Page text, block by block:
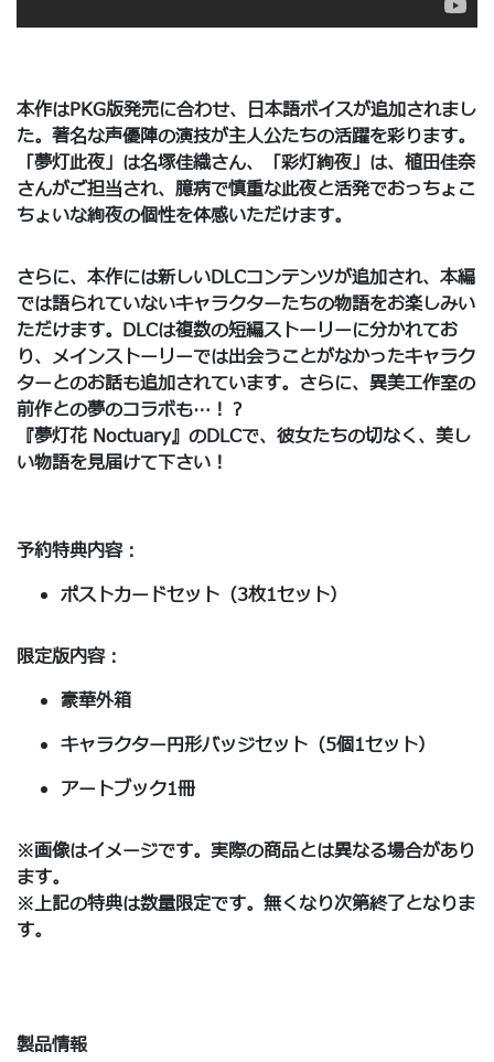
本作はPKG版発売に合わせ、日本語ボイスが追加されまし
た。著名な声優陣の演技が主人公たちの活躍を彩ります。
「夢灯此夜」は名塚佳織さん、「彩灯絢夜」は、植田佳奈
さんがご担当され、臆病で慎重な此夜と活発でおっちょこ
ちょいな絢夜の個性を体感いただけます。
さらに、本作には新しいDLCコンテンツが追加され、本編
では語られていないキャラクターたちの物語をお楽しみい
ただけます。DLCは複数の短編ストーリーに分かれてお
り、メインストーリーでは出会うことがなかったキャラク
ターとのお話も追加されています。さらに、異美工作室の
前作との夢のコラボも…！？
『夢灯花 Noctuary』のDLCで、彼女たちの切なく、美し
い物語を見届けて下さい！
予約特典内容：
ポストカードセット（3枚1セット）
限定版内容：
豪華外箱
キャラクター円形バッジセット（5個1セット）
アートブック1冊
※画像はイメージです。実際の商品とは異なる場合があり
ます。
※上記の特典は数量限定です。無くなり次第終了となりま
す。
製品情報